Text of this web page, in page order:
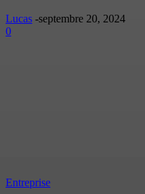
Lucas -septembre 20, 2024
0
Entreprise